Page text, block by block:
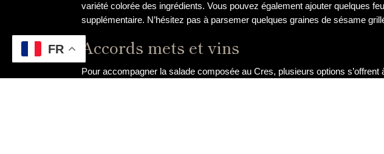
variété colorée des ingrédients. Vous pouvez également ajouter quelques
supplémentaire. N’hésitez pas à parsemer quelques graines de sésame
Accords mets et vins
Pour accompagner la salade composée au Cres, plusieurs options
FR